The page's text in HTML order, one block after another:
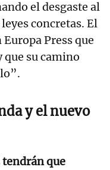
el desgaste al
concretas. El
Press que
que su camino
y el nuevo
tendrán que